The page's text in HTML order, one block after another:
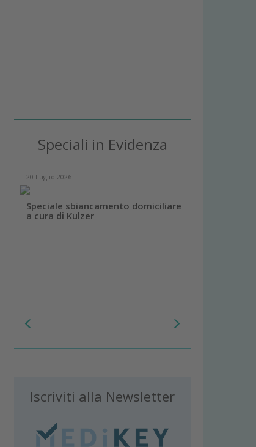
Speciali in Evidenza
20 Luglio 2026
Speciale sbiancamento domiciliare
a cura di Kulzer
Iscriviti alla Newsletter